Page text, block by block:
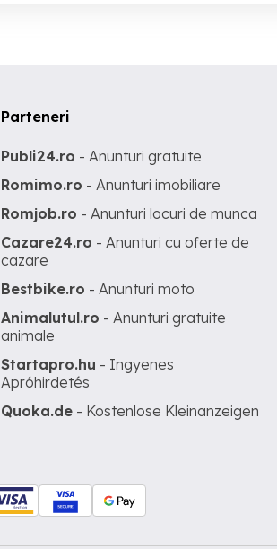
Parteneri
Publi24.ro - Anunturi gratuite
Romimo.ro - Anunturi imobiliare
Romjob.ro - Anunturi locuri de munca
Cazare24.ro - Anunturi cu oferte de
cazare
Bestbike.ro - Anunturi moto
Animalutul.ro - Anunturi gratuite
animale
Startapro.hu - Ingyenes
Apróhirdetés
Quoka.de - Kostenlose Kleinanzeigen